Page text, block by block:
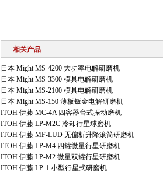
相关产品
日本 Might MS-4200 大功率电解研磨机
日本 Might MS-3300 模具电解研磨机
日本 Might MS-2100 模具电解研磨机
日本 Might MS-150 薄板钣金电解研磨机
ITOH 伊藤 MC-4A 四容器台式振动磨机
ITOH 伊藤 LP-M2C 冷却行星球磨机
ITOH 伊藤 MF-LUD 无偏析升降滚筒研磨机
ITOH 伊藤 LP-M4 四罐微量行星研磨机
ITOH 伊藤 LP-M2 微量双罐行星研磨机
ITOH 伊藤 LP-1 小型行星式研磨机